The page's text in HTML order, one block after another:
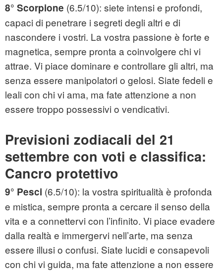
8° Scorpione (6.5/10): siete intensi e profondi,
capaci di penetrare i segreti degli altri e di
nascondere i vostri. La vostra passione è forte e
magnetica, sempre pronta a coinvolgere chi vi
attrae. Vi piace dominare e controllare gli altri, ma
senza essere manipolatori o gelosi. Siate fedeli e
leali con chi vi ama, ma fate attenzione a non
essere troppo possessivi o vendicativi.
Previsioni zodiacali del 21
settembre con voti e classifica:
Cancro protettivo
9° Pesci (6.5/10): la vostra spiritualità è profonda
e mistica, sempre pronta a cercare il senso della
vita e a connettervi con l’infinito. Vi piace evadere
dalla realtà e immergervi nell’arte, ma senza
essere illusi o confusi. Siate lucidi e consapevoli
con chi vi guida, ma fate attenzione a non essere